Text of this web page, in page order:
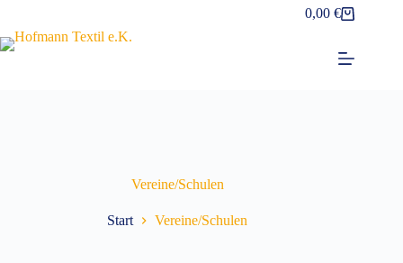
springen
Warenkorb
0,00€
Vereine/Schulen
Start Vereine/Schulen